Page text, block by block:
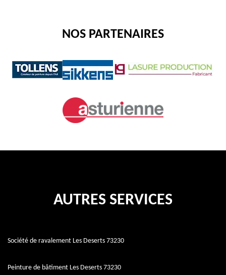
NOS PARTENAIRES
AUTRES SERVICES
Société de ravalement Les Deserts 73230
Peinture de bâtiment Les Deserts 73230